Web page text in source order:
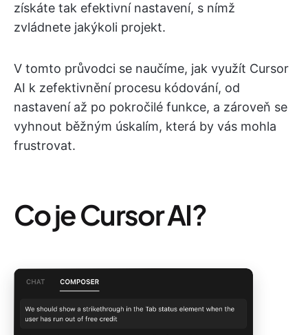
získáte tak efektivní nastavení, s nímž
zvládnete jakýkoli projekt.
V tomto průvodci se naučíme, jak využít Cursor
AI k zefektivnění procesu kódování, od
nastavení až po pokročilé funkce, a zároveň se
vyhnout běžným úskalím, která by vás mohla
frustrovat.
Co je Cursor AI?